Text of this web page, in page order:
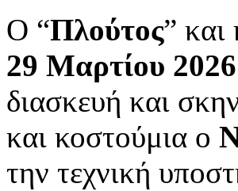
Ο “Πλούτος” και
29 Μαρτίου 2026
διασκευή και
και κοστούμια ο
την τεχνική